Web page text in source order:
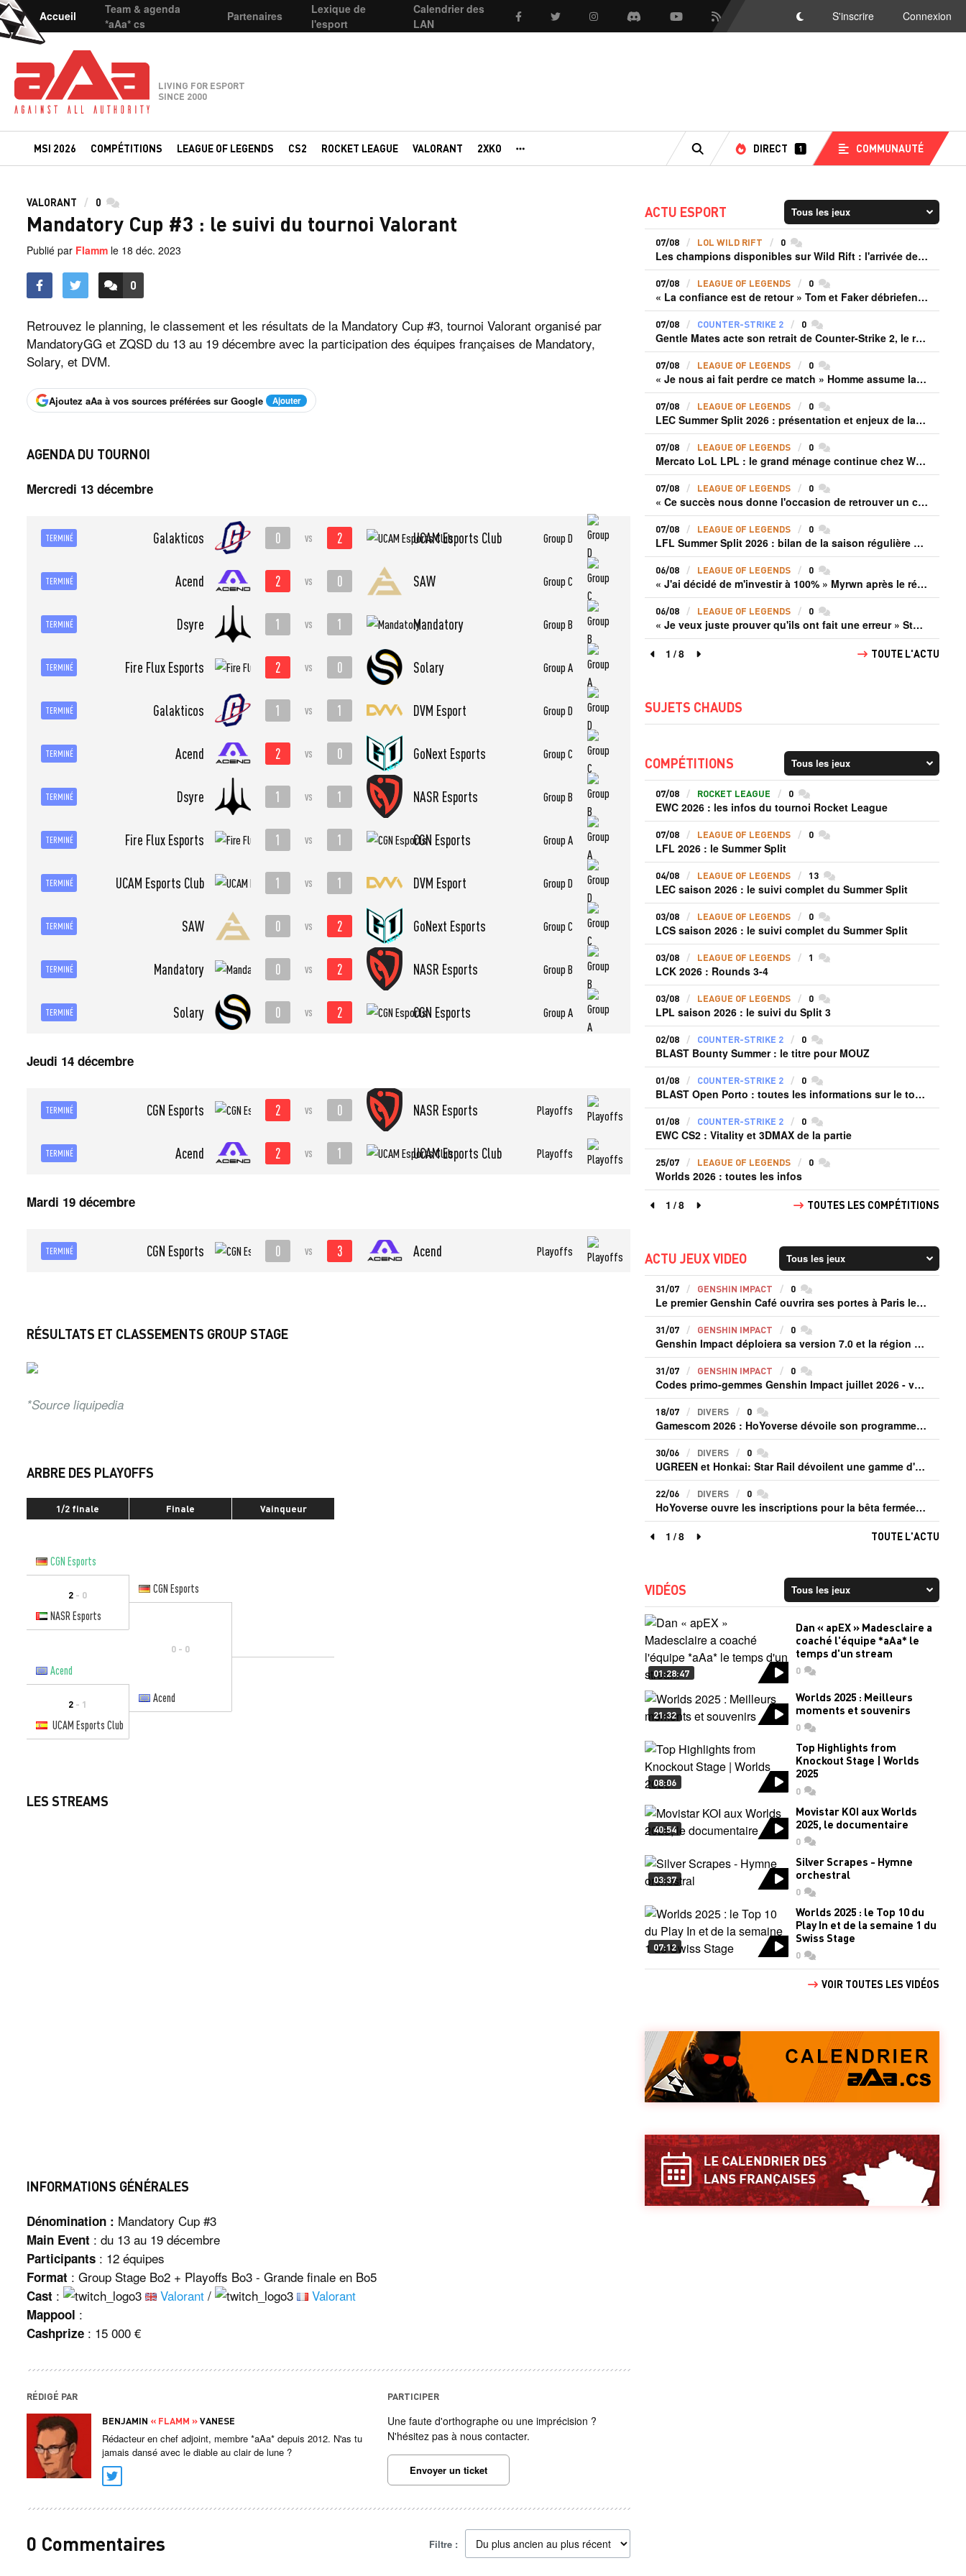
Accueil
Team & agenda
*aAa* cs
Partenaires
Lexique de
l'esport
Calendrier des
LAN
FacebookTwitter InstagramDiscord YoutubeFlux RSS DarkModeS'inscrire Connexion
Team-aAa - against All authority
LIVING FOR ESPORT
SINCE 2000
MSI 2026 COMPÉTITIONS LEAGUE OF LEGENDS CS2 ROCKET LEAGUE VALORANT 2XKO
RECHERCHE
DIRECT 1 COMMUNAUTÉ
VALORANT 0 commentaires
Mandatory Cup #3 : le suivi du tournoi Valorant
Publié par Flamm le 18 déc. 2023
ACCÉDER AUX
0
COMMENTAIRES
Retrouvez le planning, le classement et les résultats de la Mandatory Cup #3, tournoi Valorant organisé par
MandatoryGG et ZQSD du 13 au 19 décembre avec la participation des équipes françaises de Mandatory,
Solary, et DVM.
Ajoutez aAa à vos sources préférées sur Google Ajouter
AGENDA DU TOURNOI
Mercredi 13 décembre
TERMINÉ Galakticos 0 vs 2 UCAM Esports Club Group D
TERMINÉ Acend 2 vs 0 SAW Group C
TERMINÉ Dsyre 1 vs 1 Mandatory Group B
TERMINÉ Fire Flux Esports 2 vs 0 Solary Group A
TERMINÉ Galakticos 1 vs 1 DVM Esport Group D
TERMINÉ Acend 2 vs 0 GoNext Esports Group C
TERMINÉ Dsyre 1 vs 1 NASR Esports Group B
TERMINÉ Fire Flux Esports 1 vs 1 CGN Esports Group A
TERMINÉ UCAM Esports Club 1 vs 1 DVM Esport Group D
TERMINÉ SAW 0 vs 2 GoNext Esports Group C
TERMINÉ Mandatory 0 vs 2 NASR Esports Group B
TERMINÉ Solary 0 vs 2 CGN Esports Group A
Jeudi 14 décembre
TERMINÉ CGN Esports 2 vs 0 NASR Esports Playoffs
TERMINÉ Acend 2 vs 1 UCAM Esports Club Playoffs
Mardi 19 décembre
TERMINÉ CGN Esports 0 vs 3 Acend Playoffs
RÉSULTATS ET CLASSEMENTS GROUP STAGE
*Source liquipedia
ARBRE DES PLAYOFFS
1/2 finale Finale Vainqueur
CGN Esports
2 - 0
CGN Esports
NASR Esports
0 - 0
Acend
2 - 1
Acend
UCAM Esports Club
LES STREAMS
INFORMATIONS GÉNÉRALES
Dénomination : Mandatory Cup #3
Main Event : du 13 au 19 décembre
Participants : 12 équipes
Format : Group Stage Bo2 + Playoffs Bo3 - Grande finale en Bo5
Cast : Valorant / Valorant
Mappool :
Cashprize : 15 000 €
RÉDIGÉ PAR
BENJAMIN « FLAMM »VANESE
Rédacteur en chef adjoint, membre *aAa* depuis 2012. N'as tu
jamais dansé avec le diable au clair de lune ?
Twitter
PARTICIPER
Une faute d'orthographe ou une imprécision ?
N'hésitez pas à nous contacter.
Envoyer un ticket
0 Commentaires Filtre :
ACTU ESPORT
07/08 LOL WILD RIFT 0commentaires
Les champions disponibles sur Wild Rift : l'arrivée de Cho'Gath
07/08 LEAGUE OF LEGENDS 0commentaires
« La confiance est de retour » Tom et Faker débriefent la victoire convaincante de T1 face à Dplus KIA
07/08 COUNTER-STRIKE 2 0commentaires
Gentle Mates acte son retrait de Counter-Strike 2, le roster ibérique libéré
07/08 LEAGUE OF LEGENDS 0commentaires
« Je nous ai fait perdre ce match » Homme assume la responsabilité de la défaite de HLE face à Gen.G
07/08 LEAGUE OF LEGENDS 0commentaires
LEC Summer Split 2026 : présentation et enjeux de la troisième semaine de compétition
07/08 LEAGUE OF LEGENDS 0commentaires
Mercato LoL LPL : le grand ménage continue chez Weibo Gaming, Jiejie quitte le navire au profit de Xiaohao
07/08 LEAGUE OF LEGENDS 0commentaires
« Ce succès nous donne l'occasion de retrouver un climat beaucoup plus positif » Ryu et Canyon soulagés après la victoire de Gen.G sur HLE
07/08 LEAGUE OF LEGENDS 0commentaires
LFL Summer Split 2026 : bilan de la saison régulière avec Solary en tête
06/08 LEAGUE OF LEGENDS 0commentaires
« J'ai décidé de m'investir à 100% » Myrwn après le réveil de Movistar KOI face à Fnatic
06/08 LEAGUE OF LEGENDS 0commentaires
« Je veux juste prouver qu'ils ont fait une erreur » Stend se confie sur son mercato chaotique et ses ambitions avec Shifters
page précédente
1 /8 page suivante TOUTE L'ACTU
SUJETS CHAUDS
COMPÉTITIONS
07/08 ROCKET LEAGUE 0commentaires
EWC 2026 : les infos du tournoi Rocket League
07/08 LEAGUE OF LEGENDS 0commentaires
LFL 2026 : le Summer Split
04/08 LEAGUE OF LEGENDS 13commentaires
LEC saison 2026 : le suivi complet du Summer Split
03/08 LEAGUE OF LEGENDS 0commentaires
LCS saison 2026 : le suivi complet du Summer Split
03/08 LEAGUE OF LEGENDS 1 commentaires
LCK 2026 : Rounds 3-4
03/08 LEAGUE OF LEGENDS 0commentaires
LPL saison 2026 : le suivi du Split 3
02/08 COUNTER-STRIKE 2 0commentaires
BLAST Bounty Summer : le titre pour MOUZ
01/08 COUNTER-STRIKE 2 0commentaires
BLAST Open Porto : toutes les informations sur le tournoi
01/08 COUNTER-STRIKE 2 0commentaires
EWC CS2 : Vitality et 3DMAX de la partie
25/07 LEAGUE OF LEGENDS 0commentaires
Worlds 2026 : toutes les infos
page précédente
1 /8 page suivante TOUTES LES COMPÉTITIONS
ACTU JEUX VIDEO
31/07 GENSHIN IMPACT 0commentaires
Le premier Genshin Café ouvrira ses portes à Paris le 14 août
31/07 GENSHIN IMPACT 0commentaires
Genshin Impact déploiera sa version 7.0 et la région de Snezhnaya le 12 août
31/07 GENSHIN IMPACT 0commentaires
Codes primo-gemmes Genshin Impact juillet 2026 - version 7.0
18/07 DIVERS 0commentaires
Gamescom 2026 : HoYoverse dévoile son programme et présente deux nouveaux jeux inédits
30/06 DIVERS 0commentaires
UGREEN et Honkai: Star Rail dévoilent une gamme d'accessoires de recharge en édition limitée
22/06 DIVERS 0commentaires
HoYoverse ouvre les inscriptions pour la bêta fermée de Honkai : Nexus Anima
page précédente
1 /8 page suivante TOUTE L'ACTU
VIDÉOS
01:28:47
Dan « apEX » Madesclaire a
coaché l'équipe *aAa* le
temps d'un stream
0commentaires
21:32
Worlds 2025 : Meilleurs
moments et souvenirs
0commentaires
08:06
Top Highlights from
Knockout Stage | Worlds
2025
0commentaires
40:54
Movistar KOI aux Worlds
2025, le documentaire
0commentaires
03:37
Silver Scrapes - Hymne
orchestral
0commentaires
07:12
Worlds 2025 : le Top 10 du
Play In et de la semaine 1 du
Swiss Stage
0commentaires
VOIR TOUTES LES VIDÉOS